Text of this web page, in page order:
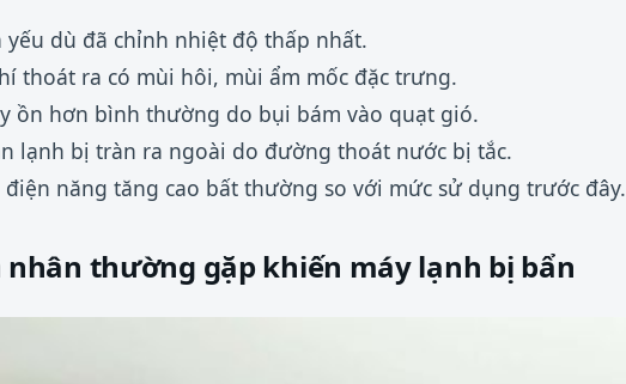
yếu dù đã chỉnh nhiệt độ thấp nhất.
thoát ra có mùi hôi, mùi ẩm mốc đặc trưng.
ồn hơn bình thường do bụi bám vào quạt gió.
lạnh bị tràn ra ngoài do đường thoát nước bị tắc.
năng tăng cao bất thường so với mức sử dụng trước đây.
nhân thường gặp khiến máy lạnh bị bẩn